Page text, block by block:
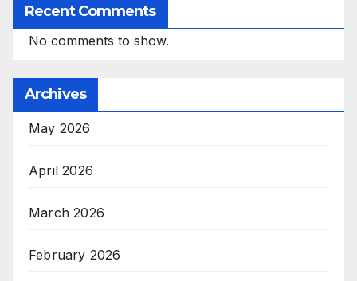
Recent Comments
No comments to show.
Archives
May 2026
April 2026
March 2026
February 2026